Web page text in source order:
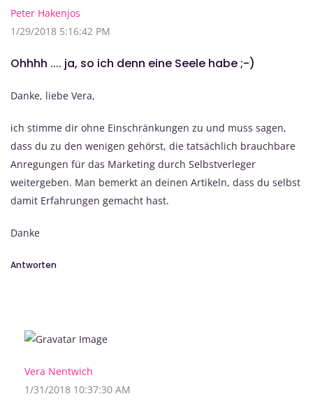
Peter Hakenjos
1/29/2018 5:16:42 PM
Ohhhh .... ja, so ich denn eine Seele habe ;-)
Danke, liebe Vera,
ich stimme dir ohne Einschränkungen zu und muss sagen,
dass du zu den wenigen gehörst, die tatsächlich brauchbare
Anregungen für das Marketing durch Selbstverleger
weitergeben. Man bemerkt an deinen Artikeln, dass du selbst
damit Erfahrungen gemacht hast.
Danke
Antworten
Vera Nentwich
1/31/2018 10:37:30 AM